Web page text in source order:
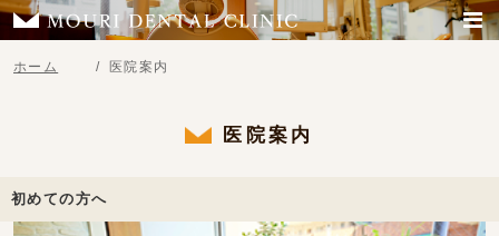
ホーム 医院案内
医院案内
初めての方へ